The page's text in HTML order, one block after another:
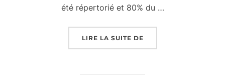
été répertorié et 80% du …
LIRE LA SUITE DE« BASE DE DONNÉES »